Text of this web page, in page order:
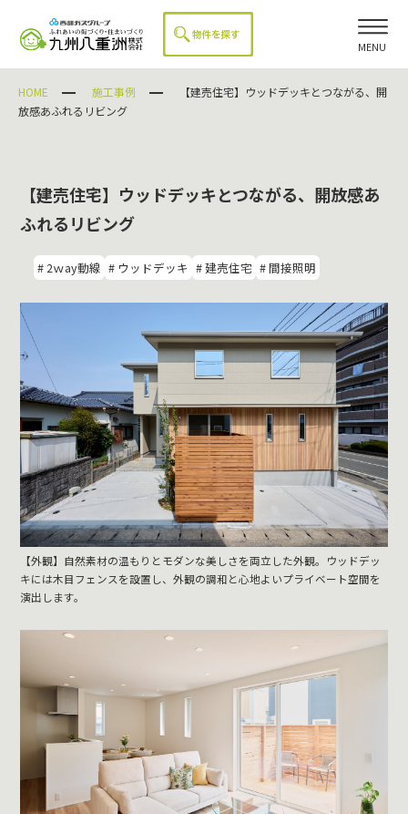
MENU
HOME 施工事例
【建売住宅】ウッドデッキとつながる、開
放感あふれるリビング
【建売住宅】ウッドデッキとつながる、開放感あ
ふれるリビング
# 2ｗay動線 # ウッドデッキ # 建売住宅 # 間接照明
【外観】自然素材の温もりとモダンな美しさを両立した外観。ウッドデッ
キには木目フェンスを設置し、外観の調和と心地よいプライベート空間を
演出します。